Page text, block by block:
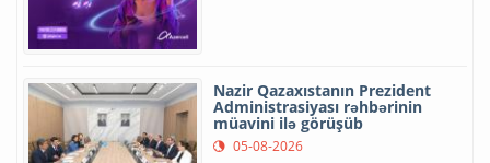
Nazir Qazaxıstanın Prezident
Administrasiyası rəhbərinin
müavini ilə görüşüb
05-08-2026